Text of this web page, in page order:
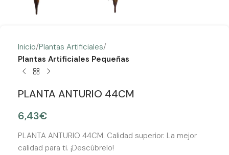
Inicio Plantas Artificiales
Plantas Artificiales Pequeñas
PLANTA ANTURIO 44CM
6,43€
PLANTA ANTURIO 44CM. Calidad superior. La mejor
calidad para ti. ¡Descúbrelo!